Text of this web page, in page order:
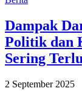
Dampak
Politik dan
Sering
2 September 2025